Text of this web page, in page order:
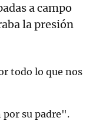
a campo
la presión
todo lo que nos
por su padre".